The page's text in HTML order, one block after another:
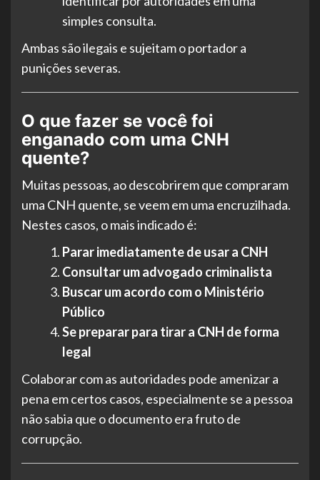
simples consulta.
Ambas são ilegais e sujeitam o portador a
punições severas.
O que fazer se você foi
enganado com uma CNH
quente?
Muitas pessoas, ao descobrirem que compraram
uma CNH quente, se veem em uma encruzilhada.
Nestes casos, o mais indicado é:
Parar imediatamente de usar a CNH
Consultar um advogado criminalista
Buscar um acordo com o Ministério
Público
Se preparar para tirar a CNH de forma
legal
Colaborar com as autoridades pode amenizar a
pena em certos casos, especialmente se a pessoa
não sabia que o documento era fruto de
corrupção.